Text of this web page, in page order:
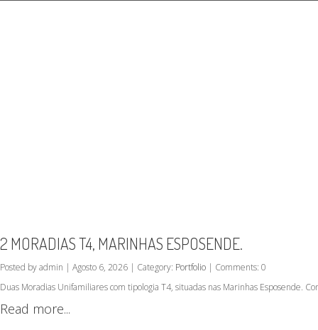
2 MORADIAS T4, MARINHAS ESPOSENDE.
Posted by admin | Agosto 6, 2026 | Category: Portfolio | Comments: 0
Duas Moradias Unifamiliares com tipologia T4, situadas nas Marinhas Esposende.
Read more...